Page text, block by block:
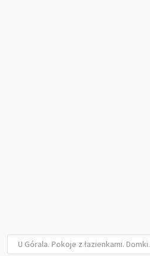
U Górala. Pokoje z łazienkami. Domki.